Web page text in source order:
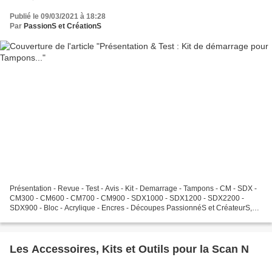
Publié le 09/03/2021 à 18:28
Par PassionS et CréationS
Présentation - Revue - Test - Avis - Kit - Demarrage - Tampons - CM - SDX -
CM300 - CM600 - CM700 - CM900 - SDX1000 - SDX1200 - SDX2200 -
SDX900 - Bloc - Acrylique - Encres - Découpes PassionnéS et CréateurS,
Les Accessoires, Kits et Outils pour la Scan N